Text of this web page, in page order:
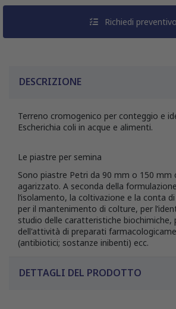
Richiedi preventivo
DESCRIZIONE
Terreno cromogenico per conteggio e
Escherichia coli in acque e alimenti.
Le piastre per semina
Sono piastre Petri da 90 mm o 150
agarizzato. A seconda della
l’isolamento, la coltivazione e la conta
per il mantenimento di colture, per
studio delle caratteristiche biochimiche,
dell'attività di preparati
(antibiotici; sostanze inibenti) ecc.
DETTAGLI DEL PRODOTTO